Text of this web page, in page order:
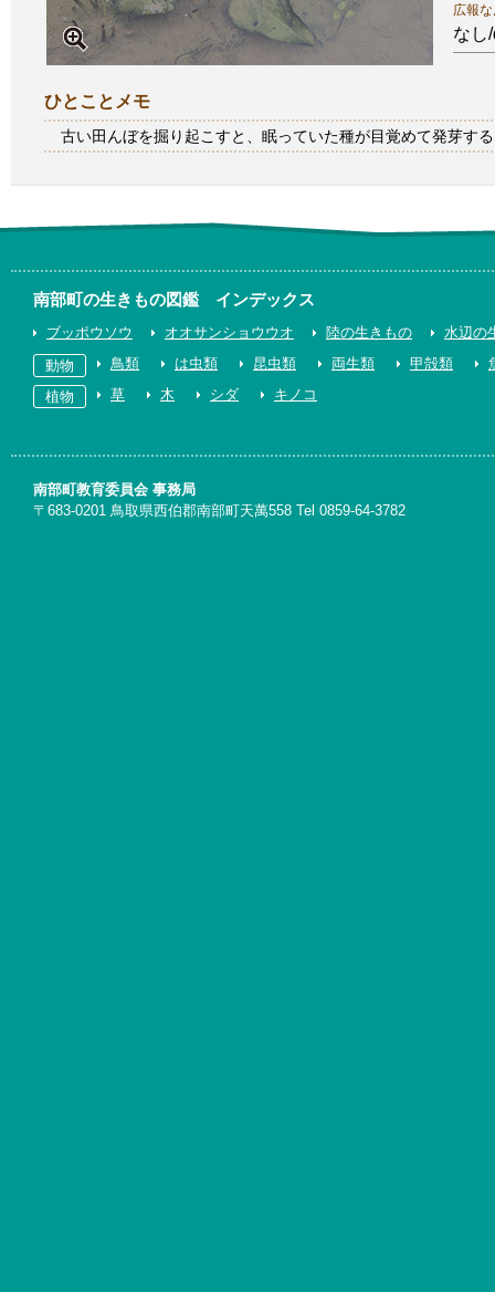
広報
なし
ひとことメモ
古い田んぼを掘り起こすと、眠っていた種が目覚めて発芽す
南部町の生きもの図鑑 インデックス
ブッポウソウ オオサンショウウオ 陸の生きもの
水辺の
動物
鳥類 は虫類 昆虫類 両生類 甲殻類
植物
草 木 シダ キノコ
南部町教育委員会 事務局
〒683-0201 鳥取県西伯郡南部町天萬558 Tel 0859-64-3782